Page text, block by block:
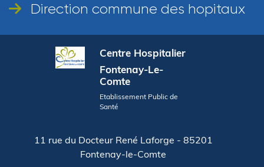
Direction commune des hopitaux
Centre Hospitalier
Fontenay-Le-
Comte
Etablissement Public de
Santé
11 rue du Docteur René Laforge - 85201
Fontenay-le-Comte